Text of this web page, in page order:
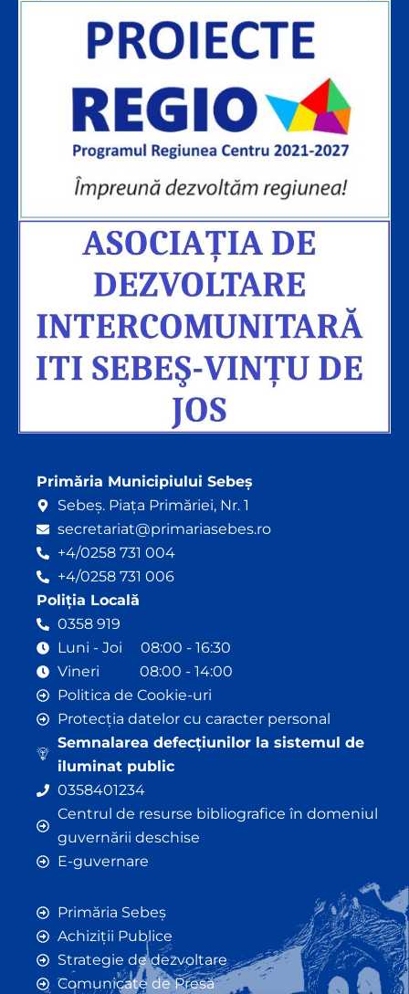
k
e
Primăria Municipiului Sebeș
Sebeș. Piața Primăriei, Nr. 1
secretariat@primariasebes.ro
+4/0258 731 004
+4/0258 731 006
Poliția Locală
0358 919
Luni - Joi 08:00 - 16:30
Vineri 08:00 - 14:00
Politica de Cookie-uri
Protecția datelor cu caracter personal
Semnalarea defecțiunilor la sistemul de
iluminat public
0358401234
Centrul de resurse bibliografice în domeniul
guvernării deschise
E-guvernare
Primăria Sebeș
Achiziții Publice
Strategie de dezvoltare
Comunicate de Presă